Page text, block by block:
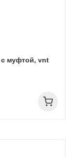
с муфтой, vnt